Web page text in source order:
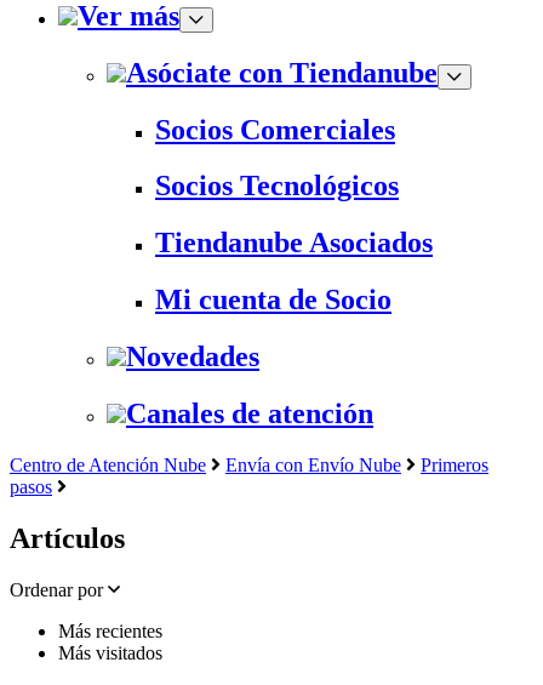
Ver más
Asóciate con Tiendanube
Socios Comerciales
Socios Tecnológicos
Tiendanube Asociados
Mi cuenta de Socio
Novedades
Canales de atención
Centro de Atención Nube Envía con Envío Nube
Primeros
pasos
Artículos
Ordenar por
Más recientes
Más visitados